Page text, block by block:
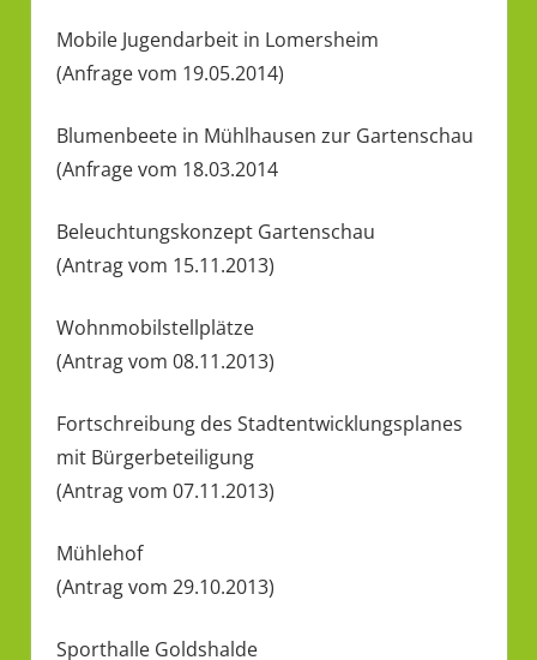
Mobile Jugendarbeit in Lomersheim
(Anfrage vom 19.05.2014)
Blumenbeete in Mühlhausen zur Gartenschau
(Anfrage vom 18.03.2014
Beleuchtungskonzept Gartenschau
(Antrag vom 15.11.2013)
Wohnmobilstellplätze
(Antrag vom 08.11.2013)
Fortschreibung des Stadtentwicklungsplanes
mit Bürgerbeteiligung
(Antrag vom 07.11.2013)
Mühlehof
(Antrag vom 29.10.2013)
Sporthalle Goldshalde